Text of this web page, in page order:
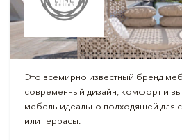
Это всемирно известный бренд
современный дизайн, комфорт и
мебель идеально подходящей для
или террасы.